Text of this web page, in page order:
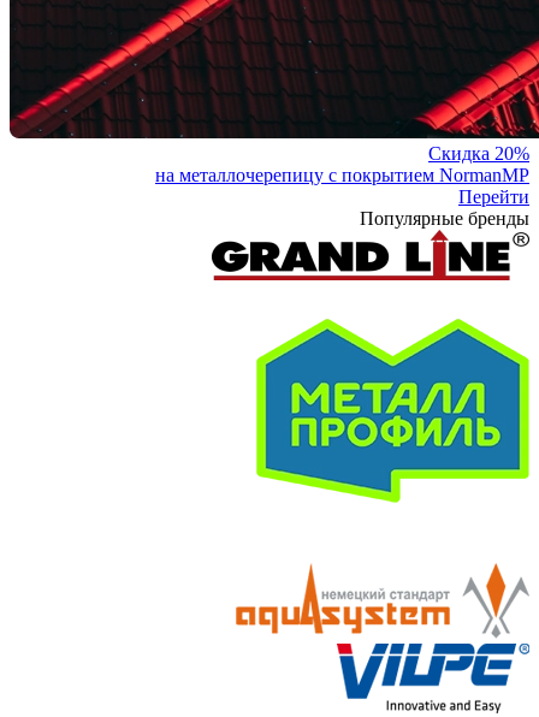
Скидка 20%
на металлочерепицу с покрытием NormanMP
Перейти
Популярные бренды